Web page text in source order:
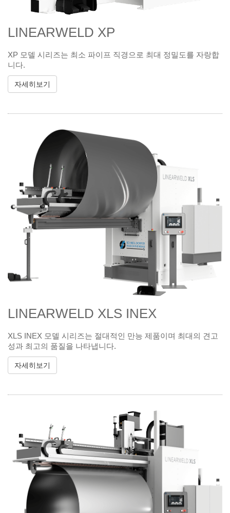
LINEARWELD XP
XP 모델 시리즈는 최소 파이프 직경으로 최대 정밀도를 자랑합
니다.
자세히보기
LINEARWELD XLS INEX
XLS INEX 모델 시리즈는 절대적인 만능 제품이며 최대의 견고
성과 최고의 품질을 나타냅니다.
자세히보기